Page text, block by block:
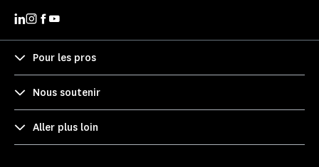
Pour les pros
Nous soutenir
Aller plus loin